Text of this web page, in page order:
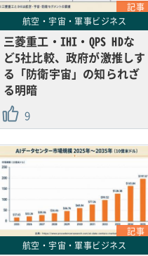
記事
航空・宇宙・軍事ビジネス
三菱重工・IHI・QPS HDな
ど5社比較、政府が激推しす
る「防衛宇宙」の知られざ
る明暗
9
記事
航空・宇宙・軍事ビジネス